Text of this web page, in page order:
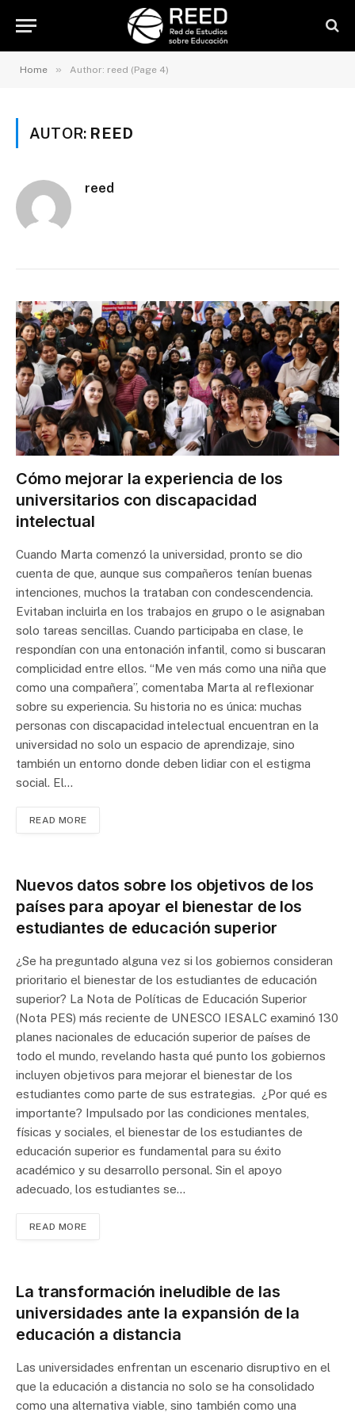
Home » Author: reed (Page 4)
AUTOR: REED
reed
Cómo mejorar la experiencia de los
universitarios con discapacidad
intelectual
Cuando Marta comenzó la universidad, pronto se dio
cuenta de que, aunque sus compañeros tenían buenas
intenciones, muchos la trataban con condescendencia.
Evitaban incluirla en los trabajos en grupo o le asignaban
solo tareas sencillas. Cuando participaba en clase, le
respondían con una entonación infantil, como si buscaran
complicidad entre ellos. “Me ven más como una niña que
como una compañera”, comentaba Marta al reflexionar
sobre su experiencia. Su historia no es única: muchas
personas con discapacidad intelectual encuentran en la
universidad no solo un espacio de aprendizaje, sino
también un entorno donde deben lidiar con el estigma
social. El…
READ MORE
Nuevos datos sobre los objetivos de los
países para apoyar el bienestar de los
estudiantes de educación superior
¿Se ha preguntado alguna vez si los gobiernos consideran
prioritario el bienestar de los estudiantes de educación
superior? La Nota de Políticas de Educación Superior
(Nota PES) más reciente de UNESCO IESALC examinó 130
planes nacionales de educación superior de países de
todo el mundo, revelando hasta qué punto los gobiernos
incluyen objetivos para mejorar el bienestar de los
estudiantes como parte de sus estrategias. ¿Por qué es
importante? Impulsado por las condiciones mentales,
físicas y sociales, el bienestar de los estudiantes de
educación superior es fundamental para su éxito
académico y su desarrollo personal. Sin el apoyo
adecuado, los estudiantes se…
READ MORE
La transformación ineludible de las
universidades ante la expansión de la
educación a distancia
Las universidades enfrentan un escenario disruptivo en el
que la educación a distancia no solo se ha consolidado
como una alternativa viable, sino también como una